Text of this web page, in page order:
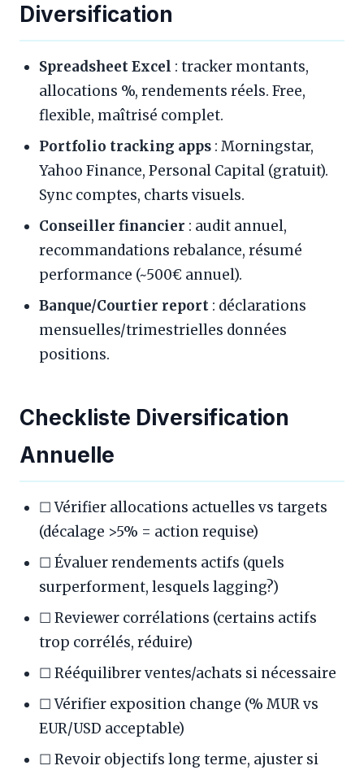
Diversification
Spreadsheet Excel : tracker montants,
allocations %, rendements réels. Free,
flexible, maîtrisé complet.
Portfolio tracking apps : Morningstar,
Yahoo Finance, Personal Capital (gratuit).
Sync comptes, charts visuels.
Conseiller financier : audit annuel,
recommandations rebalance, résumé
performance (~500€ annuel).
Banque/Courtier report : déclarations
mensuelles/trimestrielles données
positions.
Checkliste Diversification
Annuelle
☐ Vérifier allocations actuelles vs targets
(décalage >5% = action requise)
☐ Évaluer rendements actifs (quels
surperforment, lesquels lagging?)
☐ Reviewer corrélations (certains actifs
trop corrélés, réduire)
☐ Rééquilibrer ventes/achats si nécessaire
☐ Vérifier exposition change (% MUR vs
EUR/USD acceptable)
☐ Revoir objectifs long terme, ajuster si